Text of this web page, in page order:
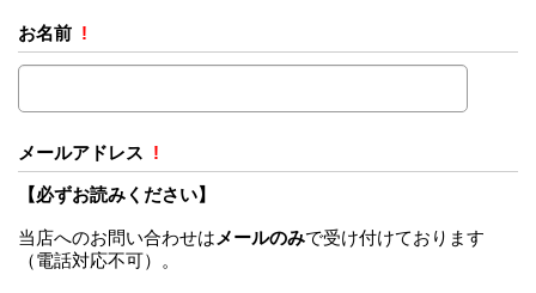
お名前 !
メールアドレス !
【必ずお読みください】
当店へのお問い合わせは メールのみで受け付けております
（電話対応不可）。